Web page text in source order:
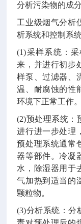
分析污染物的成
工业级烟气分析
析系统和控制系
(1)采样系统：
来，并进行初步
样泵、过滤器、
温、耐腐蚀的性
环境下正常工作
(2)预处理系统：
进行进一步处理
预处理系统通常
器等部件。冷凝
水，除湿器用于
气加热到适当的
颗粒物。
(3)分析系统：分